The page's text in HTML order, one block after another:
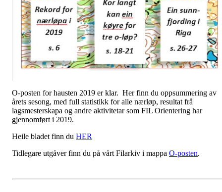
O-posten for hausten 2019 er klar. Her finn du oppsummering av
årets sesong, med full statistikk for alle nærløp, resultat frå
lagsmesterskapa og andre aktivitetar som FIL Orientering har
gjennomført i 2019.
Heile bladet finn du HER
Tidlegare utgåver finn du på vårt Filarkiv i mappa O-posten.